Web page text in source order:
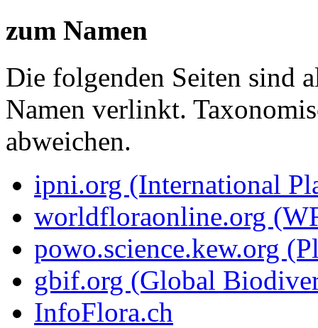
zum Namen
Die folgenden Seiten sind
Namen verlinkt.
abweichen.
ipni.org (International
worldfloraonline.org
powo.science.kew.org
gbif.org (Global
InfoFlora.ch